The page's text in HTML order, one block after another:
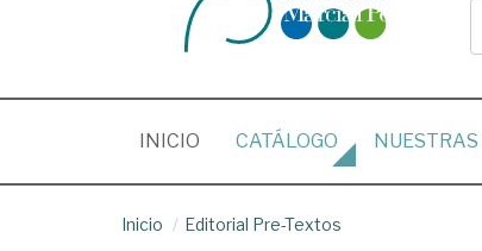
INICIO (CURRENT)
CATÁLOGO NUESTRAS
Inicio Editorial Pre-Textos